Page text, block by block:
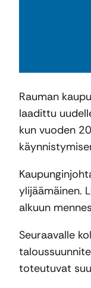
Rauman
laadittu
kun vuoden
ylijäämäinen.
alkuun
Seuraavalle
toteutuvat